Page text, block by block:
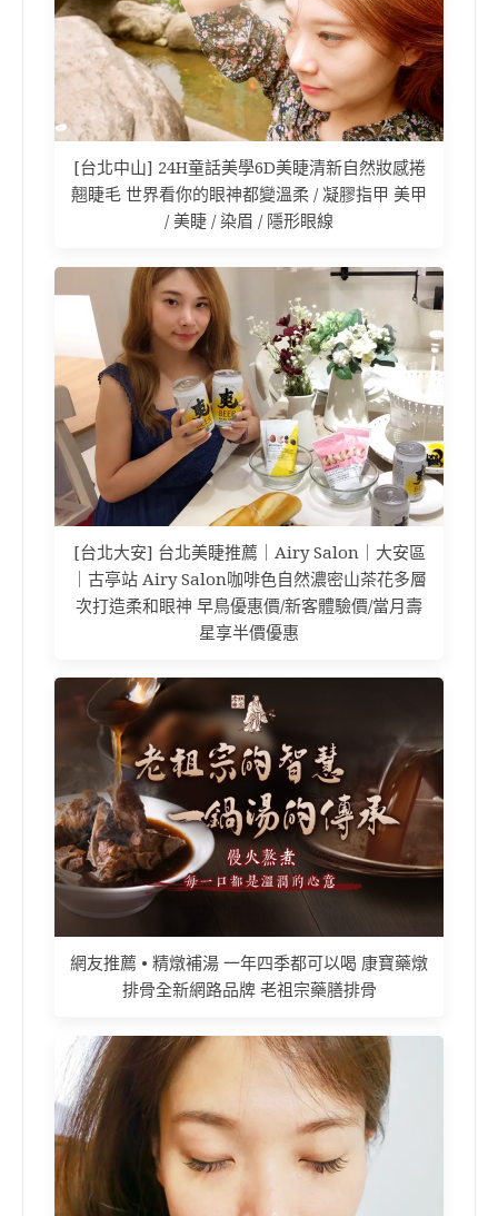
[台北中山] 24H童話美學6D美睫清新自然妝感捲
翹睫毛 世界看你的眼神都變溫柔 / 凝膠指甲 美甲
/ 美睫 / 染眉 / 隱形眼線
[台北大安] 台北美睫推薦｜Airy Salon｜大安區
｜古亭站 Airy Salon咖啡色自然濃密山茶花多層
次打造柔和眼神 早鳥優惠價/新客體驗價/當月壽
星享半價優惠
網友推薦 • 精燉補湯 一年四季都可以喝 康寶藥燉
排骨全新網路品牌 老祖宗藥膳排骨